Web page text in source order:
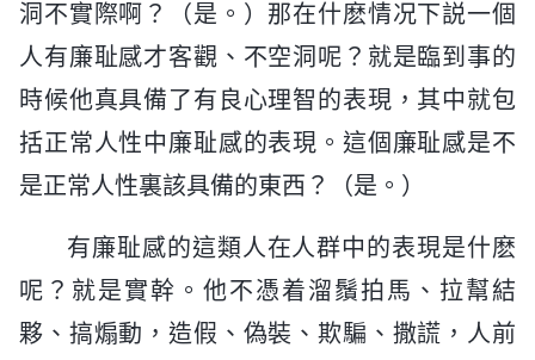
洞不實際啊？（是。）那在什麽情况下説一個
人有廉耻感才客觀、不空洞呢？就是臨到事的
時候他真具備了有良心理智的表現，其中就包
括正常人性中廉耻感的表現。這個廉耻感是不
是正常人性裏該具備的東西？（是。）
有廉耻感的這類人在人群中的表現是什麽
呢？就是實幹。他不憑着溜鬚拍馬、拉幫結
夥、搞煽動，造假、偽裝、欺騙、撒謊，人前